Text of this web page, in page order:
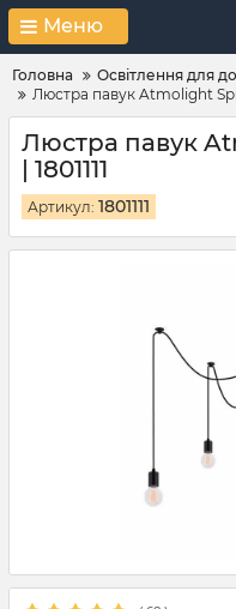
Меню
Головна Освітлення для
Люстра павук Atmolight
Люстра павук
| 1801111
Артикул: 1801111